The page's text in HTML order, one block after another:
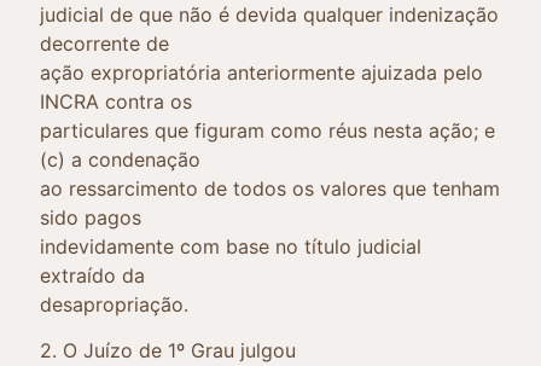
judicial de que não é devida qualquer indenização
decorrente de
ação expropriatória anteriormente ajuizada pelo
INCRA contra os
particulares que figuram como réus nesta ação; e
(c) a condenação
ao ressarcimento de todos os valores que tenham
sido pagos
indevidamente com base no título judicial
extraído da
desapropriação.
2. O Juízo de 1º Grau julgou